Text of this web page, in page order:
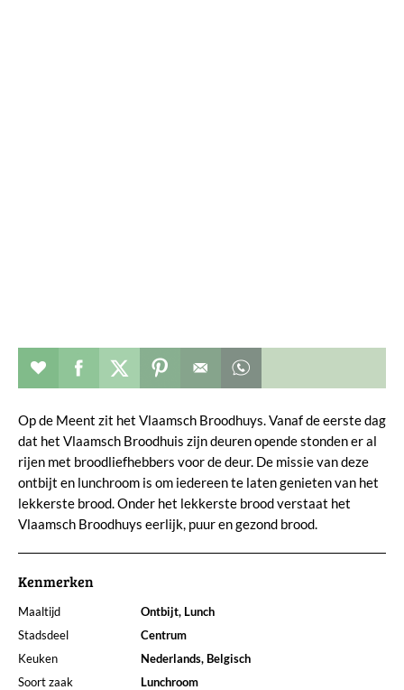
Restaurant toevoegen aan favorieten
Deel dit op facebook
Deel dit op twitter
Deel dit op pinterest
Op de Meent zit het Vlaamsch Broodhuys. Vanaf de eerste dag
dat het Vlaamsch Broodhuis zijn deuren opende stonden er al
rijen met broodliefhebbers voor de deur. De missie van deze
ontbijt en lunchroom is om iedereen te laten genieten van het
lekkerste brood. Onder het lekkerste brood verstaat het
Vlaamsch Broodhuys eerlijk, puur en gezond brood.
Kenmerken
Maaltijd
Ontbijt, Lunch
Stadsdeel
Centrum
Keuken
Nederlands, Belgisch
Soort zaak
Lunchroom